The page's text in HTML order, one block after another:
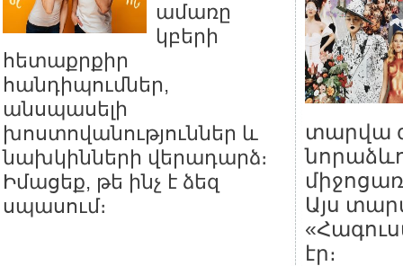
ամառը
կբերի
հետաքրքիր
հանդիպումներ,
անսպասելի
խոստովանություններ և
նախկինների վերադարձ։
Իմացեք, թե ինչ է ձեզ
սպասում։
տարվա
Այս
էր։